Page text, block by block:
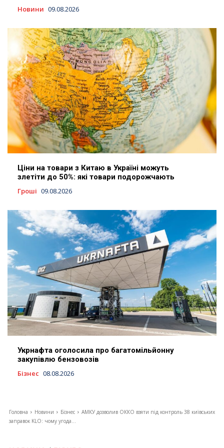
Новини 09.08.2026
Ціни на товари з Китаю в Україні можуть
злетіти до 50%: які товари подорожчають
Гроші 09.08.2026
Укрнафта оголосила про багатомільйонну
закупівлю бензовозів
Бізнес 08.08.2026